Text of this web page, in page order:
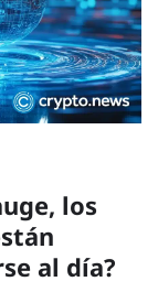
los
al día?